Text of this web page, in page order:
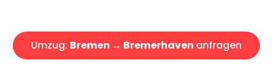
Umzug: Bremen → Bremerhaven anfragen